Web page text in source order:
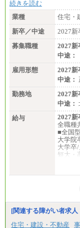
続きを読む
業種
住宅・
新卒／中途
2027新
募集職種
2027新
中途：
雇用形態
2027新
中途：
勤務地
2027新
中途：
給与
2027新
全職種
■全国
大学院
大学卒
短大・
大学院
大学
短大
■特定
大学院
大学卒/
[関連する障がい者求
住宅・建設・不動産